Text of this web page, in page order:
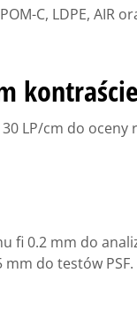
C, LDPE,
LP/cm do
fi 0.2 mm do
do testów PSF.